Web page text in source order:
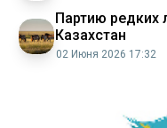
Партию редких
Казахстан
02 Июня 2026 17:32